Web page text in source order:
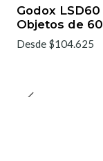
Godox
Objetos de
Desde $104.625